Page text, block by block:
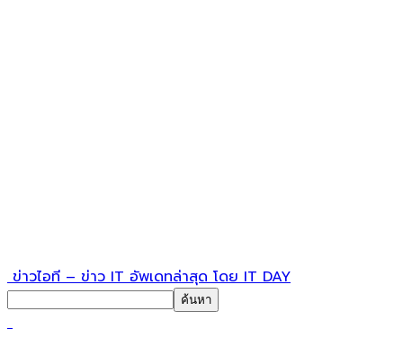
ข่าวไอที – ข่าว IT อัพเดทล่าสุด โดย IT DAY